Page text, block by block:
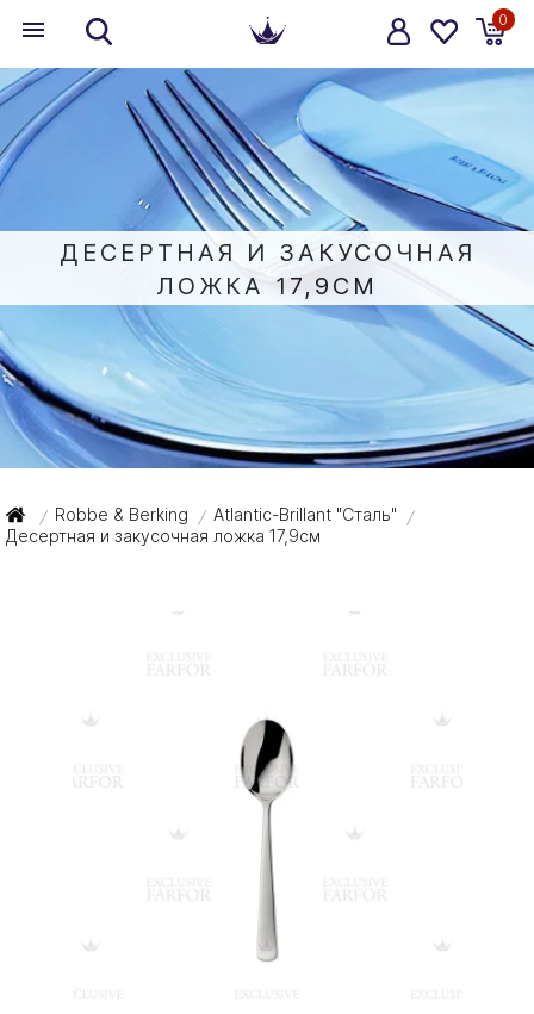
0
ДЕСЕРТНАЯ И ЗАКУСОЧНАЯ
ЛОЖКА 17,9СМ
/ Robbe & Berking / Atlantic-Brillant "Сталь" /
Десертная и закусочная ложка 17,9см